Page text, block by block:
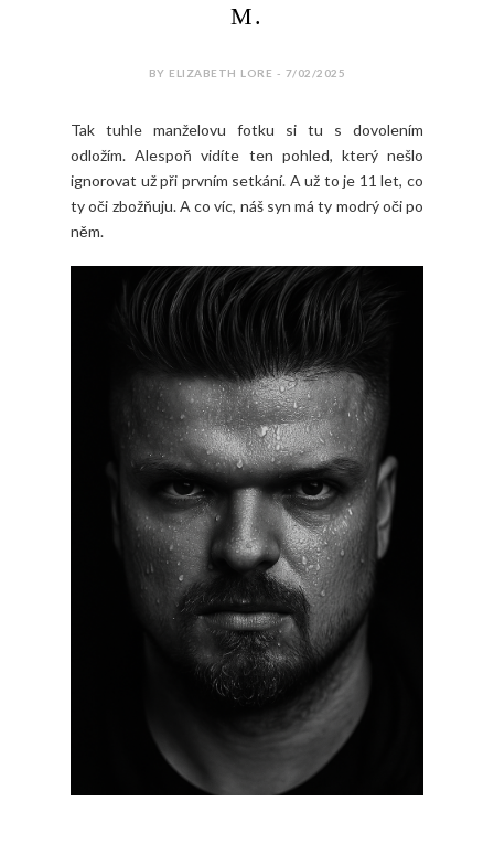
M.
BY ELIZABETH LORE - 7/02/2025
Tak tuhle manželovu fotku si tu s dovolením
odložím. Alespoň vidíte ten pohled, který nešlo
ignorovat už při prvním setkání. A už to je 11 let, co
ty oči zbožňuju. A co víc, náš syn má ty modrý oči po
něm.